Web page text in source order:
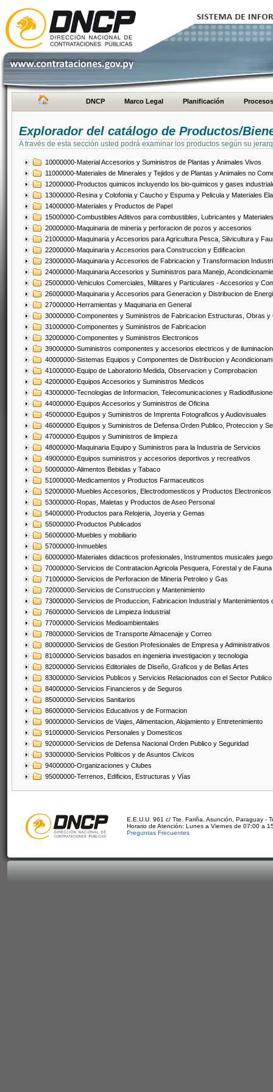
DNCP Marco Legal Planificación Procesos
Explorador del catálogo de Productos/
A través de esta sección usted podrá examinar los productos según su
10000000-Material Accesorios y Suministros de Plantas y Animales Vivos
11000000-Materiales de Minerales y Tejidos y de Plantas y Animales no
12000000-Productos quimicos incluyendo los bio-quimicos y gases
13000000-Resina y Colofonia y Caucho y Espuma y Pelicula y Materiales
14000000-Materiales y Productos de Papel
15000000-Combustibles Aditivos para combustibles, Lubricantes y
20000000-Maquinaria de mineria y perforacion de pozos y accesorios
21000000-Maquinaria y Accesorios para Agricultura Pesca, Silvicultura y
22000000-Maquinaria y Accesorios para Construccion y Edificacion
23000000-Maquinaria y Accesorios de Fabricacion y Transformacion
24000000-Maquinaria Accesorios y Suministros para Manejo,
25000000-Vehiculos Comerciales, Militares y Particulares - Accesorios y
26000000-Maquinaria y Accesorios para Generacion y Distribucion de
27000000-Herramientas y Maquinaria en General
30000000-Componentes y Suministros de Fabricacion Estructuras, Obras
31000000-Componentes y Suministros de Fabricacion
32000000-Componentes y Suministros Electronicos
39000000-Suministros componentes y accesorios electricos y de iluminacion
40000000-Sistemas Equipos y Componentes de Distribucion y
41000000-Equipo de Laboratorio Medida, Observacion y Comprobacion
42000000-Equipos Accesorios y Suministros Medicos
43000000-Tecnologias de Informacion, Telecomunicaciones y
44000000-Equipos Accesorios y Suministros de Oficina
45000000-Equipos y Suministros de Imprenta Fotograficos y Audiovisuales
46000000-Equipos y Suministros de Defensa Orden Publico, Proteccion y
47000000-Equipos y Suministros de limpieza
48000000-Maquinaria Equipo y Suministros para la Industria de Servicios
49000000-Equipos suministros y accesorios deportivos y recreativos
50000000-Alimentos Bebidas y Tabaco
51000000-Medicamentos y Productos Farmaceuticos
52000000-Muebles Accesorios, Electrodomesticos y Productos Electronicos
53000000-Ropas, Maletas y Productos de Aseo Personal
54000000-Productos para Relojeria, Joyeria y Gemas
55000000-Productos Publicados
56000000-Muebles y mobiliario
57000000-Inmuebles
60000000-Materiales didacticos profesionales, Instrumentos musicales
70000000-Servicios de Contratacion Agricola Pesquera, Forestal y de Fauna
71000000-Servicios de Perforacion de Mineria Petroleo y Gas
72000000-Servicios de Construccion y Mantenimiento
73000000-Servicios de Produccion, Fabricacion Industrial y Mantenimientos
76000000-Servicios de Limpieza Industrial
77000000-Servicios Medioambientales
78000000-Servicios de Transporte Almacenaje y Correo
80000000-Servicios de Gestion Profesionales de Empresa y Administrativos
81000000-Servicios basados en ingenieria investigacion y tecnologia
82000000-Servicios Editoriales de Diseño, Graficos y de Bellas Artes
83000000-Servicios Publicos y Servicios Relacionados con el Sector Publico
84000000-Servicios Financieros y de Seguros
85000000-Servicios Sanitarios
86000000-Servicios Educativos y de Formacion
90000000-Servicios de Viajes, Alimentacion, Alojamiento y Entretenimiento
91000000-Servicios Personales y Domesticos
92000000-Servicios de Defensa Nacional Orden Publico y Seguridad
93000000-Servicios Politicos y de Asuntos Civicos
94000000-Organizaciones y Clubes
95000000-Terrenos, Edificios, Estructuras y Vías
E.E.U.U. 961 c/ Tte. Fariña. Asunción, Paraguay -
Horario de Atención: Lunes a Viernes de 07:00 a
Preguntas Frecuentes